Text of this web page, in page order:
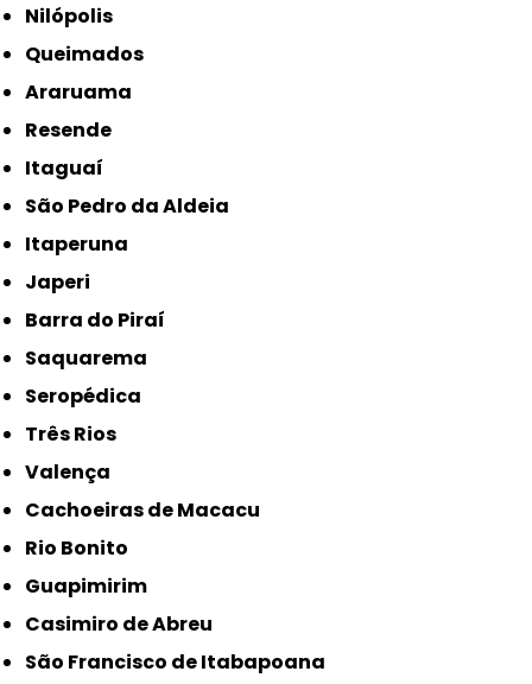
Nilópolis
Queimados
Araruama
Resende
Itaguaí
São Pedro da Aldeia
Itaperuna
Japeri
Barra do Piraí
Saquarema
Seropédica
Três Rios
Valença
Cachoeiras de Macacu
Rio Bonito
Guapimirim
Casimiro de Abreu
São Francisco de Itabapoana